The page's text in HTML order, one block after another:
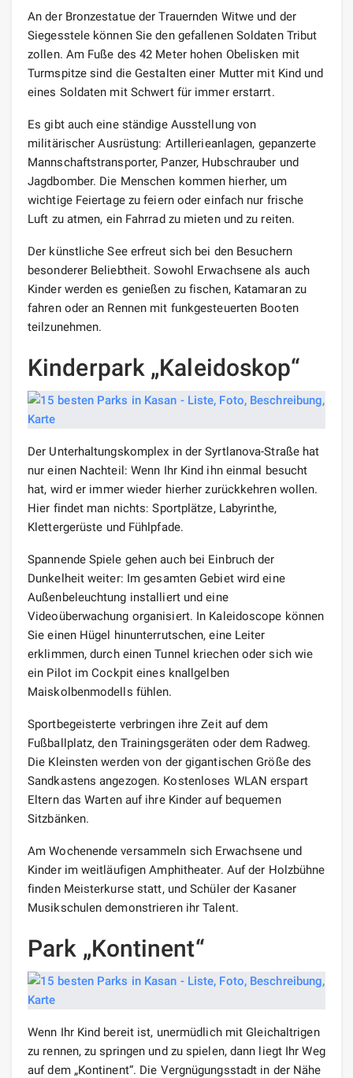
An der Bronzestatue der Trauernden Witwe und der
Siegesstele können Sie den gefallenen Soldaten Tribut
zollen. Am Fuße des 42 Meter hohen Obelisken mit
Turmspitze sind die Gestalten einer Mutter mit Kind und
eines Soldaten mit Schwert für immer erstarrt.
Es gibt auch eine ständige Ausstellung von
militärischer Ausrüstung: Artillerieanlagen, gepanzerte
Mannschaftstransporter, Panzer, Hubschrauber und
Jagdbomber. Die Menschen kommen hierher, um
wichtige Feiertage zu feiern oder einfach nur frische
Luft zu atmen, ein Fahrrad zu mieten und zu reiten.
Der künstliche See erfreut sich bei den Besuchern
besonderer Beliebtheit. Sowohl Erwachsene als auch
Kinder werden es genießen zu fischen, Katamaran zu
fahren oder an Rennen mit funkgesteuerten Booten
teilzunehmen.
Kinderpark „Kaleidoskop“
Der Unterhaltungskomplex in der Syrtlanova-Straße hat
nur einen Nachteil: Wenn Ihr Kind ihn einmal besucht
hat, wird er immer wieder hierher zurückkehren wollen.
Hier findet man nichts: Sportplätze, Labyrinthe,
Klettergerüste und Fühlpfade.
Spannende Spiele gehen auch bei Einbruch der
Dunkelheit weiter: Im gesamten Gebiet wird eine
Außenbeleuchtung installiert und eine
Videoüberwachung organisiert. In Kaleidoscope können
Sie einen Hügel hinunterrutschen, eine Leiter
erklimmen, durch einen Tunnel kriechen oder sich wie
ein Pilot im Cockpit eines knallgelben
Maiskolbenmodells fühlen.
Sportbegeisterte verbringen ihre Zeit auf dem
Fußballplatz, den Trainingsgeräten oder dem Radweg.
Die Kleinsten werden von der gigantischen Größe des
Sandkastens angezogen. Kostenloses WLAN erspart
Eltern das Warten auf ihre Kinder auf bequemen
Sitzbänken.
Am Wochenende versammeln sich Erwachsene und
Kinder im weitläufigen Amphitheater. Auf der Holzbühne
finden Meisterkurse statt, und Schüler der Kasaner
Musikschulen demonstrieren ihr Talent.
Park „Kontinent“
Wenn Ihr Kind bereit ist, unermüdlich mit Gleichaltrigen
zu rennen, zu springen und zu spielen, dann liegt Ihr Weg
auf dem „Kontinent“. Die Vergnügungsstadt in der Nähe